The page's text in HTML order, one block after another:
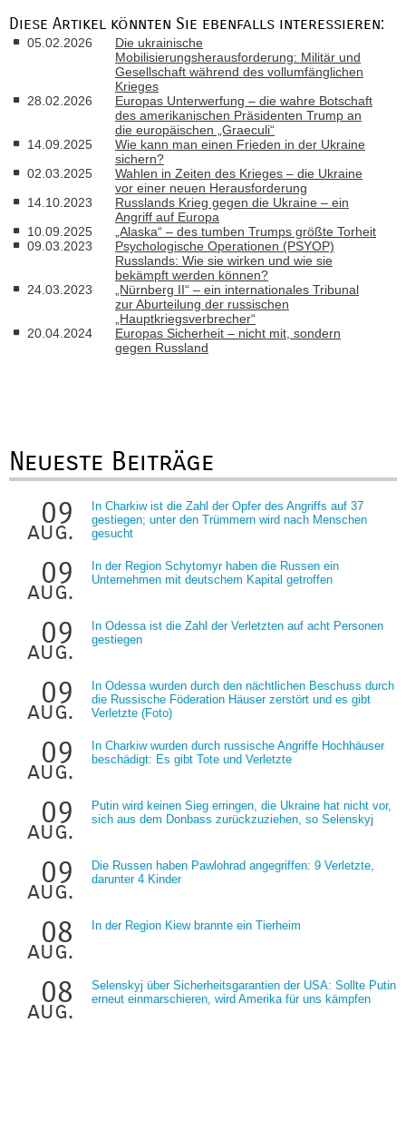
Diese Artikel könnten Sie ebenfalls interessieren:
05.02.2026
Die ukrainische
Mobilisierungsherausforderung: Militär und
Gesellschaft während des vollumfänglichen
Krieges
28.02.2026
Europas Unterwerfung – die wahre Botschaft
des amerikanischen Präsidenten Trump an
die europäischen „Graeculi“
14.09.2025
Wie kann man einen Frieden in der Ukraine
sichern?
02.03.2025
Wahlen in Zeiten des Krieges – die Ukraine
vor einer neuen Herausforderung
14.10.2023
Russlands Krieg gegen die Ukraine – ein
Angriff auf Europa
10.09.2025
„Alaska“ – des tumben Trumps größte Torheit
09.03.2023
Psychologische Operationen (PSYOP)
Russlands: Wie sie wirken und wie sie
bekämpft werden können?
24.03.2023
„Nürnberg II“ – ein internationales Tribunal
zur Aburteilung der russischen
„Hauptkriegsverbrecher“
20.04.2024
Europas Sicherheit – nicht mit, sondern
gegen Russland
Neueste Beiträge
09
aug.
In Charkiw ist die Zahl der Opfer des Angriffs auf 37
gestiegen; unter den Trümmern wird nach Menschen
gesucht
09
aug.
In der Region Schytomyr haben die Russen ein
Unternehmen mit deutschem Kapital getroffen
09
aug.
In Odessa ist die Zahl der Verletzten auf acht Personen
gestiegen
09
aug.
In Odessa wurden durch den nächtlichen Beschuss durch
die Russische Föderation Häuser zerstört und es gibt
Verletzte (Foto)
09
aug.
In Charkiw wurden durch russische Angriffe Hochhäuser
beschädigt: Es gibt Tote und Verletzte
09
aug.
Putin wird keinen Sieg erringen, die Ukraine hat nicht vor,
sich aus dem Donbass zurückzuziehen, so Selenskyj
09
aug.
Die Russen haben Pawlohrad angegriffen: 9 Verletzte,
darunter 4 Kinder
08
aug.
In der Region Kiew brannte ein Tierheim
08
aug.
Selenskyj über Sicherheitsgarantien der USA: Sollte Putin
erneut einmarschieren, wird Amerika für uns kämpfen